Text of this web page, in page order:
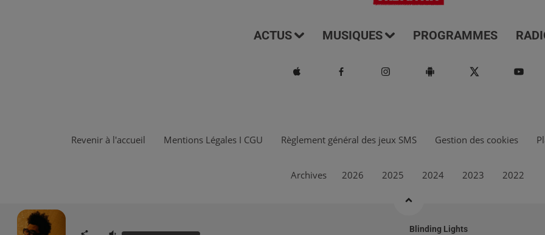
ACTUS MUSIQUES PROGRAMMES
Blinding Lights
Revenir à l'accueil Mentions Légales I CGU Règlement général des jeux SMS Gestion des cookies
Archives 2026 2025 2024 2023 2022